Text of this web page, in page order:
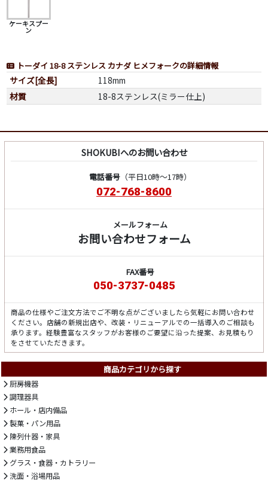
ケーキスプー
ン
トーダイ 18-8 ステンレス カナダ ヒメフォークの詳細情報
サイズ[全長]
118mm
材質
18-8ステンレス(ミラー仕上)
SHOKUBIへのお問い合わせ
電話番号（平日10時～17時）
072-768-8600
メールフォーム
お問い合わせフォーム
FAX番号
050-3737-0485
商品の仕様やご注文方法でご不明な点がございましたら気軽にお問い合わせ
ください。店舗の新規出店や、改装・リニューアルでの一括導入のご相談も
承ります。経験豊富なスタッフがお客様のご要望に沿った提案、お見積もり
をさせていただきます。
商品カテゴリから探す
厨房機器
調理器具
ホール・店内備品
製菓・パン用品
陳列什器・家具
業務用食品
グラス・食器・カトラリー
洗面・浴場用品